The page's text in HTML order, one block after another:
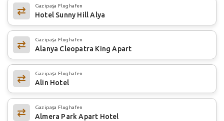
Gazipaşa Flughafen
Hotel Sunny Hill Alya
Gazipaşa Flughafen
Alanya Cleopatra King Apart
Gazipaşa Flughafen
Alin Hotel
Gazipaşa Flughafen
Almera Park Apart Hotel